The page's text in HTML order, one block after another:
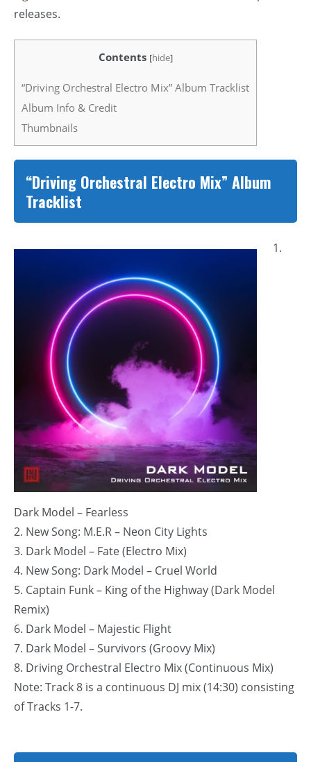
releases.
Contents [hide]
“Driving Orchestral Electro Mix” Album Tracklist
Album Info & Credit
Thumbnails
“Driving Orchestral Electro Mix” Album
Tracklist
1.
Dark Model – Fearless
2. New Song: M.E.R – Neon City Lights
3. Dark Model – Fate (Electro Mix)
4. New Song: Dark Model – Cruel World
5. Captain Funk – King of the Highway (Dark Model
Remix)
6. Dark Model – Majestic Flight
7. Dark Model – Survivors (Groovy Mix)
8. Driving Orchestral Electro Mix (Continuous Mix)
Note: Track 8 is a continuous DJ mix (14:30) consisting
of Tracks 1-7.